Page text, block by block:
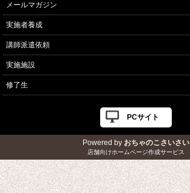
メールマガジン
実施者養成
講師派遣依頼
実施施設
修了生
PCサイト
Powered by おちゃのこさいさい
店舗向けホームページ作成サービス